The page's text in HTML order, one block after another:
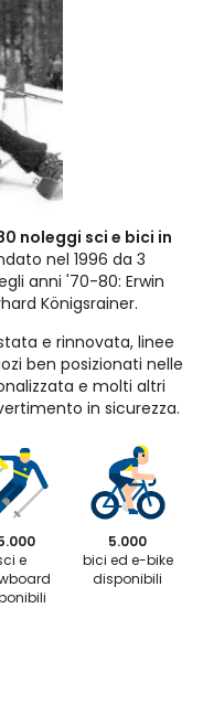
noleggi sci e bici in
nel 1996 da 3
anni '70-80: Erwin
Königsrainer.
e rinnovata, linee
ben posizionati nelle
e molti altri
in sicurezza.
e
5.000
bici ed e-bike
disponibili